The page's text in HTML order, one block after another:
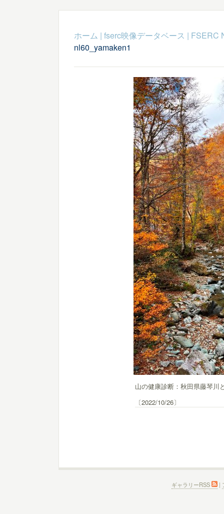
ホーム | fserc映像データベース | FSERC
nl60_yamaken1
山の健康診断：秋田県藤琴川
〔2022/10/26〕
ギャラリーRSS |